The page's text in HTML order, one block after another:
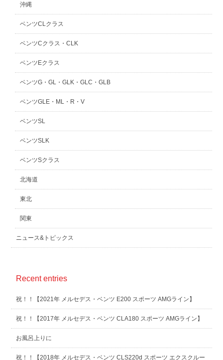
沖縄
ベンツCLクラス
ベンツCクラス・CLK
ベンツEクラス
ベンツG・GL・GLK・GLC・GLB
ベンツGLE・ML・R・V
ベンツSL
ベンツSLK
ベンツSクラス
北海道
東北
関東
ニュース&トピックス
Recent entries
祝！！【2021年 メルセデス・ベンツ E200 スポーツ AMGライン】
祝！！【2017年 メルセデス・ベンツ CLA180 スポーツ AMGライン】
お風呂上りに
祝！！【2018年 メルセデス・ベンツ CLS220d スポーツ エクスクルー